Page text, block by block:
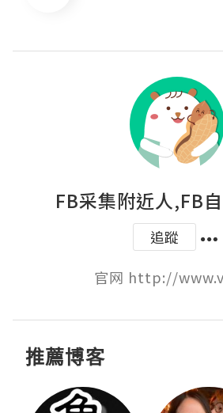
FB采集附近人,FB
追蹤
官网 http://
推薦博客